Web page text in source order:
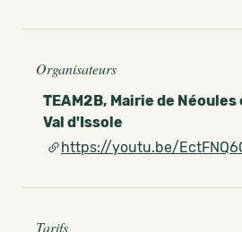
Organisateurs
TEAM2B, Mairie de
Val d'Issole
https://youtu.be/
Tarifs